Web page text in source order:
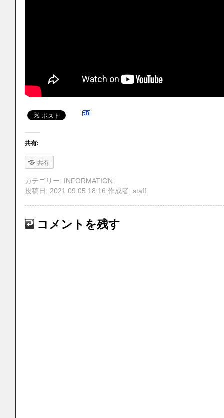
共有:
共有
カテゴリー: INFORMATION
投稿日: 2021.09.05 18:16 作成者: staff
コメントを残す